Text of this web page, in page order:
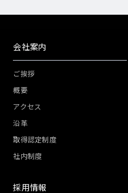
会社案内
ご挨拶
概要
アクセス
沿革
取得認定制度
社内制度
採用情報